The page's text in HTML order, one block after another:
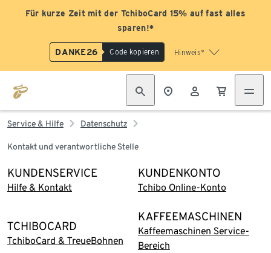
Für kurze Zeit mit der TchiboCard 15% auf fast alles
sparen!*
DANKE26 Code kopieren Hinweis*
Service & Hilfe Datenschutz
Kontakt und verantwortliche Stelle
KUNDENSERVICE
Hilfe & Kontakt
KUNDENKONTO
Tchibo Online-Konto
TCHIBOCARD
TchiboCard & TreueBohnen
KAFFEEMASCHINEN
Kaffeemaschinen Service-
Bereich